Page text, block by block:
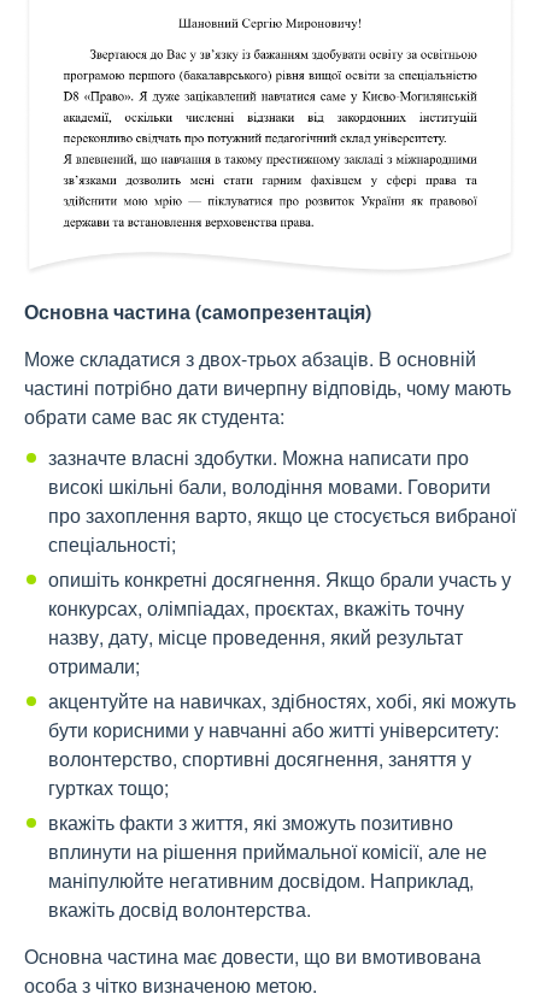
Основна частина (самопрезентація)
Може складатися з двох-трьох абзаців. В основній
частині потрібно дати вичерпну відповідь, чому мають
обрати саме вас як студента:
зазначте власні здобутки. Можна написати про
високі шкільні бали, володіння мовами. Говорити
про захоплення варто, якщо це стосується вибраної
спеціальності;
опишіть конкретні досягнення. Якщо брали участь у
конкурсах, олімпіадах, проєктах, вкажіть точну
назву, дату, місце проведення, який результат
отримали;
акцентуйте на навичках, здібностях, хобі, які можуть
бути корисними у навчанні або житті університету:
волонтерство, спортивні досягнення, заняття у
гуртках тощо;
вкажіть факти з життя, які зможуть позитивно
вплинути на рішення приймальної комісії, але не
маніпулюйте негативним досвідом. Наприклад,
вкажіть досвід волонтерства.
Основна частина має довести, що ви вмотивована
особа з чітко визначеною метою.